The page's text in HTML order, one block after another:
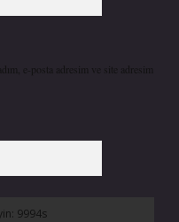
e-posta adresim ve site adresim